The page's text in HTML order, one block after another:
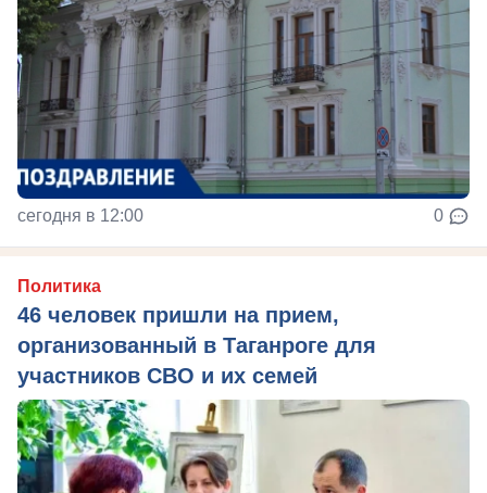
сегодня в 12:00 0
Политика
46 человек пришли на прием,
организованный в Таганроге для
участников СВО и их семей